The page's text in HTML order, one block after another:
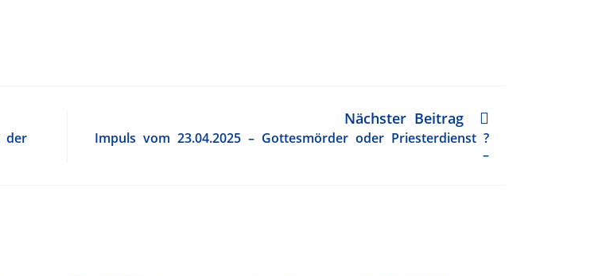
der
Nächster Beitrag
Impuls vom 23.04.2025 – Gottesmörder oder Priesterdienst ?
–